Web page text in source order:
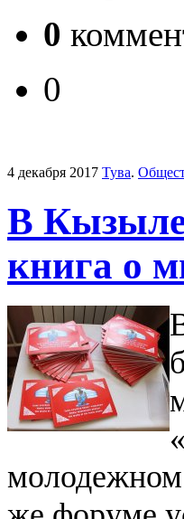
0
0
4 декабря 2017 Тува.
В Кызыле
книга о